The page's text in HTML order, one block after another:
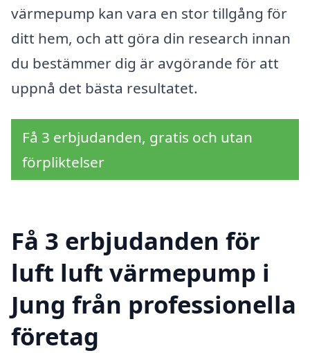
värmepump kan vara en stor tillgång för
ditt hem, och att göra din research innan
du bestämmer dig är avgörande för att
uppnå det bästa resultatet.
Få 3 erbjudanden, gratis och utan
förpliktelser
Få 3 erbjudanden för
luft luft värmepump i
Jung från professionella
företag